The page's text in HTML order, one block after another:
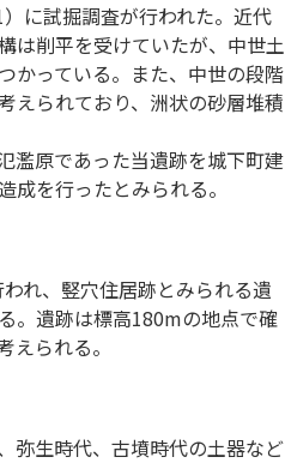
に試掘調査が行われた。近代
は削平を受けていたが、中世土
かっている。また、中世の段階
えられており、洲状の砂層堆積
濫原であった当遺跡を城下町建
成を行ったとみられる。
れ、竪穴住居跡とみられる遺
。遺跡は標高180mの地点で確
えられる。
弥生時代、古墳時代の土器など